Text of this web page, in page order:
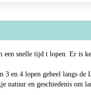
snelle tijd t lopen. Er is
en 4 lopen geheel langs de
natuur en geschiedenis om